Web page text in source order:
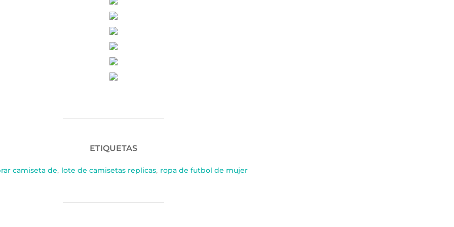
ETIQUETAS
camiseta de, lote de camisetas replicas, ropa de futbol de mujer